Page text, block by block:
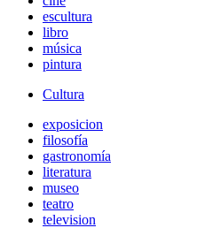
escultura
libro
música
pintura
Cultura
exposicion
filosofía
gastronomía
literatura
museo
teatro
television